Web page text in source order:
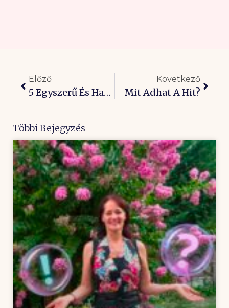
Előző
5 Egyszerű És Hatékony Tipp A Tízmilliószoros Teremtéshez!
Következő
Mit Adhat A Hit?
Többi Bejegyzés